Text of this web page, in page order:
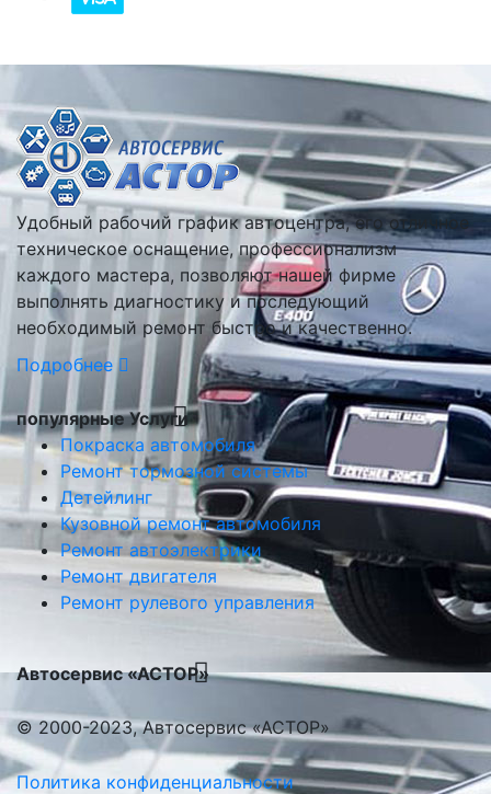
Удобный рабочий график автоцентра, его отличное
техническое оснащение, профессионализм
каждого мастера, позволяют нашей фирме
выполнять диагностику и последующий
необходимый ремонт быстро и качественно.
Подробнее
популярные Услуги
Покраска автомобиля
Ремонт тормозной системы
Детейлинг
Кузовной ремонт автомобиля
Ремонт автоэлектрики
Ремонт двигателя
Ремонт рулевого управления
Автосервис «АСТОР»
© 2000-2023, Автосервис «АСТОР»
Политика конфиденциальности